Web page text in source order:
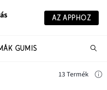
AZ APPHOZ
GUMIS
13 Termék